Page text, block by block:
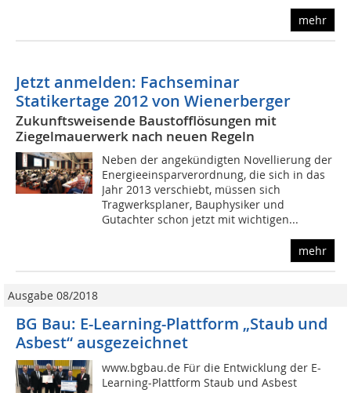
mehr
Jetzt anmelden: Fachseminar
Statikertage 2012 von Wienerberger
Zukunftsweisende Baustofflösungen mit
Ziegelmauerwerk nach neuen Regeln
Neben der angekündigten Novellierung der
Energieeinsparverordnung, die sich in das
Jahr 2013 verschiebt, müssen sich
Tragwerksplaner, Bauphysiker und
Gutachter schon jetzt mit wichtigen...
mehr
Ausgabe 08/2018
BG Bau: E-Learning-Plattform „Staub und
Asbest“ ausgezeichnet
www.bgbau.de Für die Entwicklung der E-
Learning-Plattform Staub und Asbest